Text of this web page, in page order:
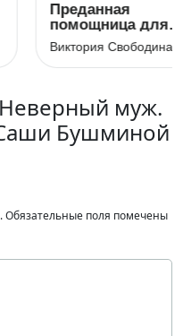
Преданная
помощница для
кумира
Виктория Свободина
муж.
Саши Бушминой
Обязательные поля помечены